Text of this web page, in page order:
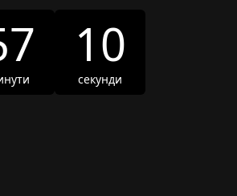
08
секунди